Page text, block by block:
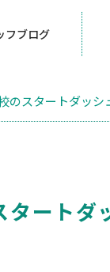
フブログ
のスタートダッシ
ートダ